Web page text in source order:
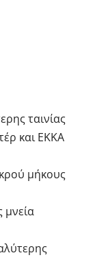
ταινίας
και ΕΚΚΑ
μήκους
μνεία